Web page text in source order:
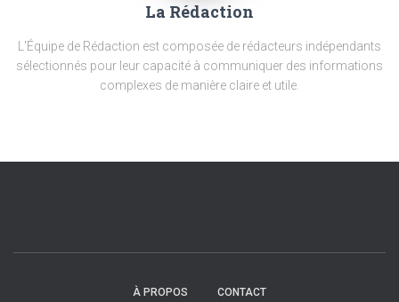
La Rédaction
L'Équipe de Rédaction est composée de rédacteurs indépendants
sélectionnés pour leur capacité à communiquer des informations
complexes de manière claire et utile.
À PROPOS CONTACT